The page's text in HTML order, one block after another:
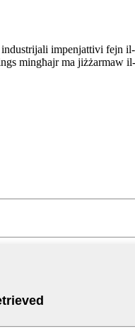
impenjattivi
mingħajr ma